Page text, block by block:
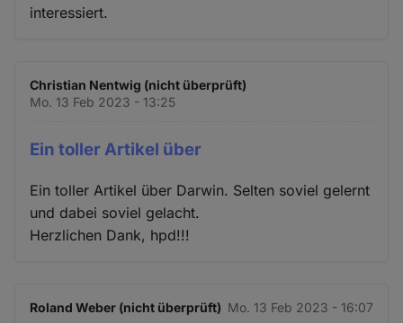
interessiert.
Christian Nentwig (nicht überprüft)
Mo. 13 Feb 2023 - 13:25
Ein toller Artikel über
Ein toller Artikel über Darwin. Selten soviel gelernt
und dabei soviel gelacht.
Herzlichen Dank, hpd!!!
Roland Weber (nicht überprüft) Mo. 13 Feb 2023 - 16:07